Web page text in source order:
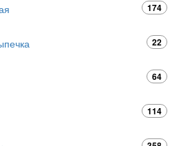
174
22
64
114